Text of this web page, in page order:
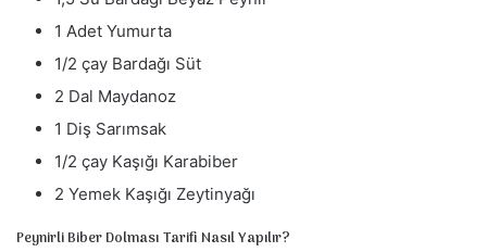
1 Adet Yumurta
1/2 çay Bardağı Süt
2 Dal Maydanoz
1 Diş Sarımsak
1/2 çay Kaşığı Karabiber
2 Yemek Kaşığı Zeytinyağı
Peynirli Biber Dolması Tarifi Nasıl Yapılır?